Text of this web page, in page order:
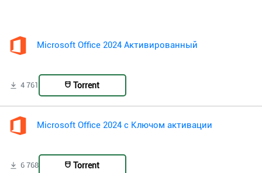
Microsoft Office 2024 Активированный
4 761 Torrent
Microsoft Office 2024 с Ключом активации
6 768 Torrent